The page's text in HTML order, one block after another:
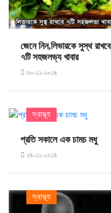
জেনে নিন,লিভারকে সুস্থ রাখবে
৭টি সহজলভ্য খাবার
৩০-১১-২০১৪
স্বাস্থ্য
প্রতি সকালে এক চামচ মধু
২৪-১১-২০১৪
স্বাস্থ্য